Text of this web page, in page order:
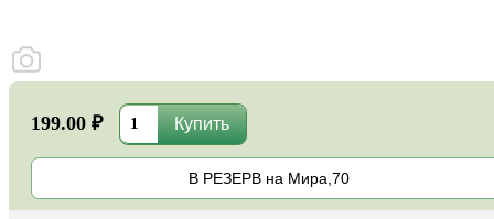
199.00 ₽
В РЕЗЕРВ на Мира,70